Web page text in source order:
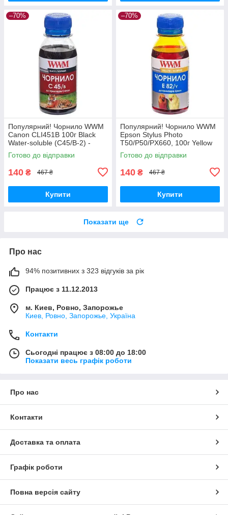
–70%
Популярний! Чорнило WWM
Canon CLI451B 100г Black
Water-soluble (C45/B-2) -
Краща якість тільки на
Nukleon.com.ua
Готово до відправки
140 ₴ 467 ₴
Купити
–70%
Популярний! Чорнило WWM
Epson Stylus Photo
T50/P50/PX660, 100г Yellow
(E82/Y-2) - Краща якість
тільки на Nukleon.com.ua
Готово до відправки
140 ₴ 467 ₴
Купити
Показати ще
Про нас
94% позитивних з 323 відгуків за рік
Працює з 11.12.2013
м. Киев, Ровно, Запорожье
Киев, Ровно, Запорожье, Україна
Контакти
Сьогодні працює з 08:00 до 18:00
Показати весь графік роботи
Про нас
Контакти
Доставка та оплата
Графік роботи
Повна версія сайту